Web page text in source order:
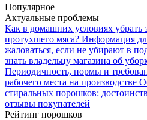
Популярное
Актуальные проблемы
Как в домашних условиях убрать
протухшего мяса? Информация
жаловаться, если не убирают в
знать владельцу магазина об
Периодичность, нормы и
рабочего места на производстве
стиральных порошков:
отзывы покупателей
Рейтинг порошков